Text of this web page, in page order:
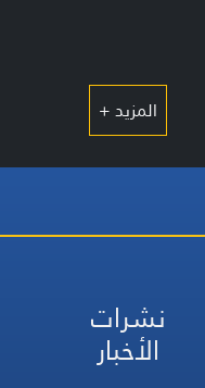
المزيد +
نشرات
الأخبار